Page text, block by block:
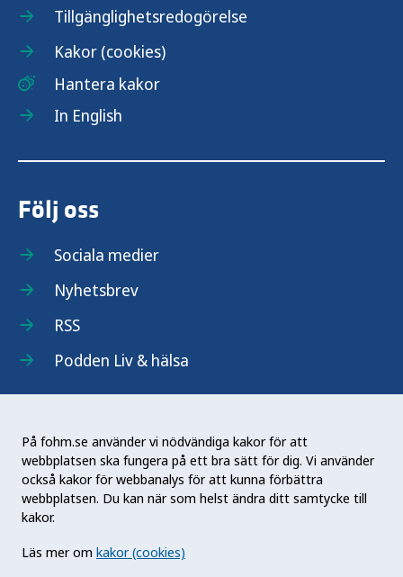
På fohm.se använder vi nödvändiga kakor för att
webbplatsen ska fungera på ett bra sätt för dig. Vi använder
också kakor för webbanalys för att kunna förbättra
webbplatsen. Du kan när som helst ändra ditt samtycke till
kakor.
Läs mer om kakor (cookies)
Tillgänglighetsredogörelse
Kakor (cookies)
Hantera kakor
In English
Följ oss
Sociala medier
Nyhetsbrev
RSS
Podden Liv & hälsa
Folkhälsomyndigheten (Fohm) är en nationell
kunskapsmyndighet som arbetar för en bättre
folkhälsa. Det gör myndigheten genom att
främja hälsa, förebygga ohälsa och skydda mot